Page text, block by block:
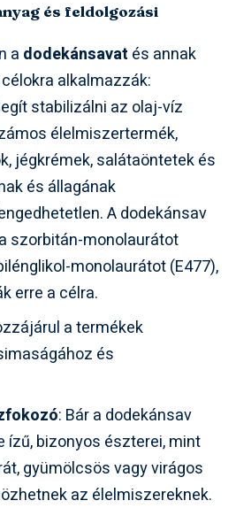
és feldolgozási
a dodekánsavat és annak
alkalmazzák:
stabilizálni az olaj-víz
élelmiszertermék,
jégkrémek, salátaöntetek és
és állagának
A dodekánsav
szorbitán-monolaurátot
monolaurátot (E477),
erre a célra.
a termékek
és
: Bár a dodekánsav
ízű, bizonyos észterei, mint
gyümölcsös vagy virágos
az élelmiszereknek.